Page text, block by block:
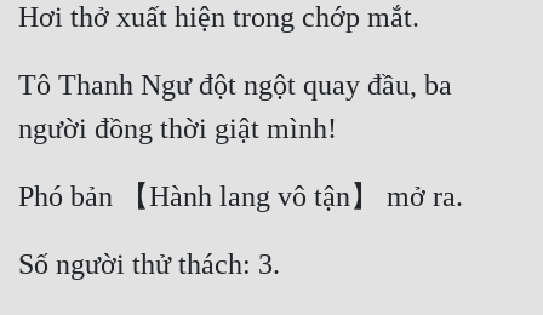
Hơi thở xuất hiện trong chớp mắt.
Tô Thanh Ngư đột ngột quay đầu, ba
người đồng thời giật mình!
Phó bản 【Hành lang vô tận】 mở ra.
Số người thử thách: 3.